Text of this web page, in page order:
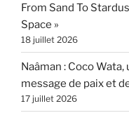
From Sand To
Space »
18 juillet 2026
Naâman : Coco
message de paix et
17 juillet 2026